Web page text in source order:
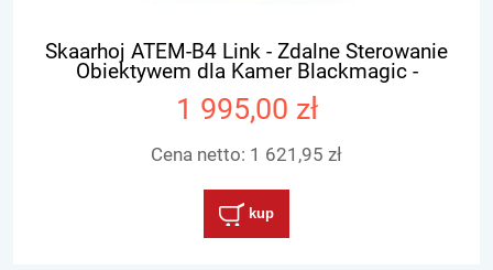
Skaarhoj ATEM-B4 Link - Zdalne Sterowanie
Obiektywem dla Kamer Blackmagic -
1 995,00 zł
Cena netto: 1 621,95 zł
kup